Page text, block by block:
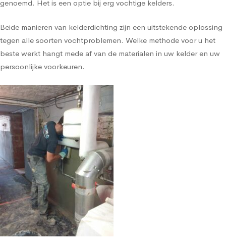
genoemd. Het is een optie bij erg vochtige kelders.
Beide manieren van kelderdichting zijn een uitstekende oplossing
tegen alle soorten vochtproblemen. Welke methode voor u het
beste werkt hangt mede af van de materialen in uw kelder en uw
persoonlijke voorkeuren.